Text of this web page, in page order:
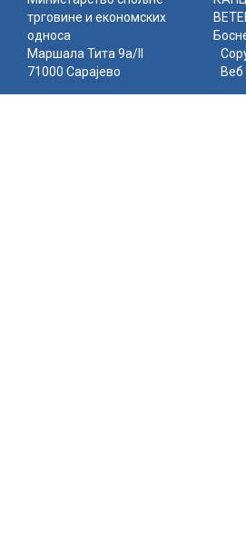
трговине и економских
односа
Маршала Тита 9а/II
71000 Сарајево
Веб